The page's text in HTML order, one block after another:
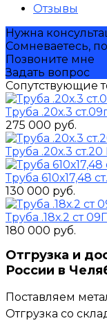
Отзывы
Нужна
Сомневаетесь,
Позвоните мне
Задать вопрос
Сопутствующие
Труба .20х.3
275 000 руб.
Труба .20х.3
Труба 610х17,48
130 000 руб.
Труба .18х.2 ст
180 000 руб.
Отгрузка и
России в
Поставляем
Отгрузка со